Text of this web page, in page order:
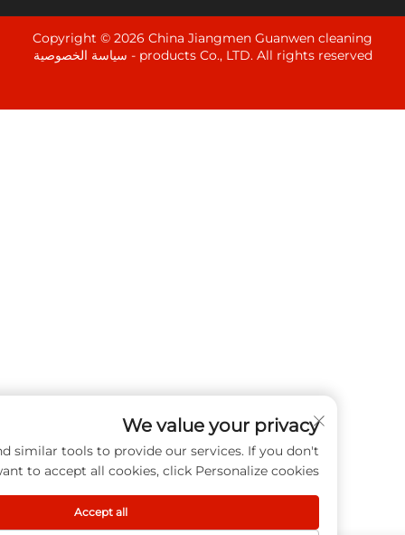
Copyright © 2026 China Jiangmen Guanwen
products Co., LTD. All rights
سياسة الخصوصية
We value your privacy
cookies and similar tools to provide our services. If you don't
want to accept all cookies, click Personalize cookies.